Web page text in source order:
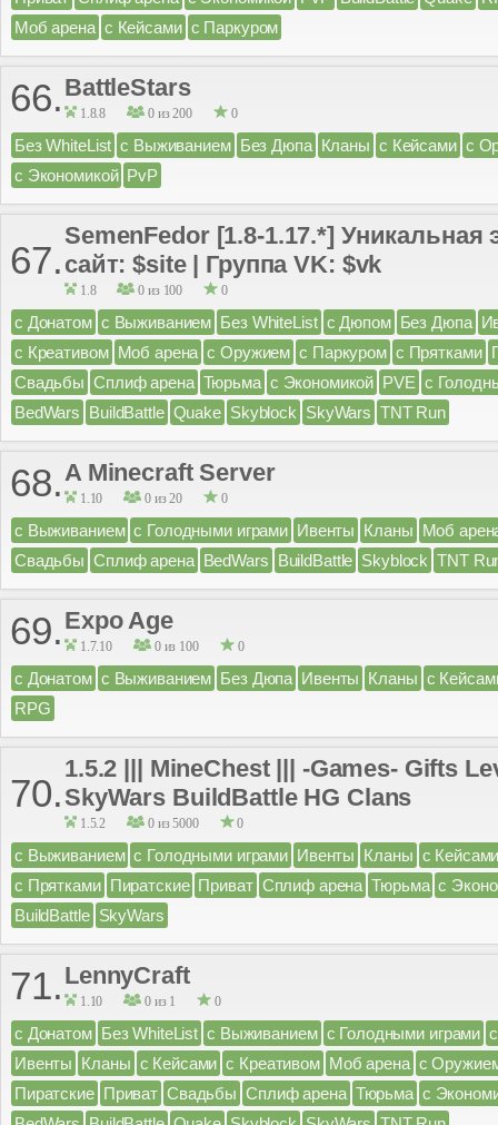
Моб арена с Кейсами с Паркуром
66. BattleStars
1.8.8 0 из 200 0
Без WhiteList с Выживанием Без Дюпа Кланы с Кейсами с
с Экономикой PvP
67.
SemenFedor [1.8-1.17.*]
сайт: $site | Группа VK: $vk
1.8 0 из 100 0
с Донатом с Выживанием Без WhiteList с Дюпом Без Дюпа
с Креативом Моб арена с Оружием с Паркуром с Прятками
Свадьбы Сплиф арена Тюрьма с Экономикой PVE с
BedWars BuildBattle Quake Skyblock SkyWars TNT Run
68.A Minecraft Server
1.10 0 из 20 0
с Выживанием с Голодными играми Ивенты Кланы Моб
Свадьбы Сплиф арена BedWars BuildBattle Skyblock TNT
69. Expo Age
1.7.10 0 из 100 0
с Донатом с Выживанием Без Дюпа Ивенты Кланы с
RPG
70.
1.5.2 ||| MineChest ||| -Games- Gifts
SkyWars BuildBattle HG Clans
1.5.2 0 из 5000 0
с Выживанием с Голодными играми Ивенты Кланы с
с Прятками Пиратские Приват Сплиф арена Тюрьма с
BuildBattle SkyWars
71. LennyCraft
1.10 0 из 1 0
с Донатом Без WhiteList с Выживанием с Голодными играми
Ивенты Кланы с Кейсами с Креативом Моб арена с
Пиратские Приват Свадьбы Сплиф арена Тюрьма с